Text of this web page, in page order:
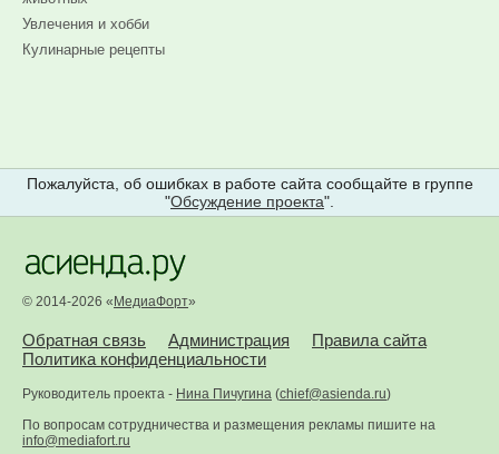
Увлечения и хобби
Кулинарные рецепты
Пожалуйста, об ошибках в работе сайта сообщайте в группе
"Обсуждение проекта".
© 2014-2026 «МедиаФорт»
Обратная связь Администрация
Правила сайта
Политика конфиденциальности
Руководитель проекта - Нина Пичугина (chief@asienda.ru)
По вопросам сотрудничества и размещения рекламы пишите на
info@mediafort.ru